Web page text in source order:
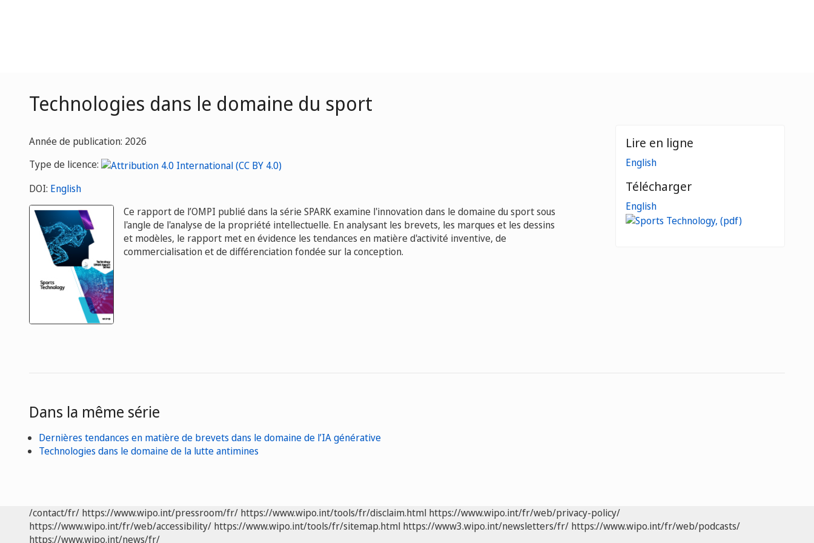
Technologies dans le domaine du sport
Année de publication: 2026
Type de licence:
DOI: English
Ce rapport de l’OMPI publié dans la série SPARK examine l'innovation dans le domaine du sport sous
l'angle de l'analyse de la propriété intellectuelle. En analysant les brevets, les marques et les dessins
et modèles, le rapport met en évidence les tendances en matière d'activité inventive, de
commercialisation et de différenciation fondée sur la conception.
Lire en ligne
English
Télécharger
English
Dans la même série
Dernières tendances en matière de brevets dans le domaine de l’IA générative
Technologies dans le domaine de la lutte antimines
/contact/fr/ https://www.wipo.int/pressroom/fr/ https://www.wipo.int/tools/fr/disclaim.html https://www.wipo.int/fr/web/privacy-policy/
https://www.wipo.int/fr/web/accessibility/ https://www.wipo.int/tools/fr/sitemap.html https://www3.wipo.int/newsletters/fr/ https://www.wipo.int/fr/web/podcasts/
https://www.wipo.int/news/fr/